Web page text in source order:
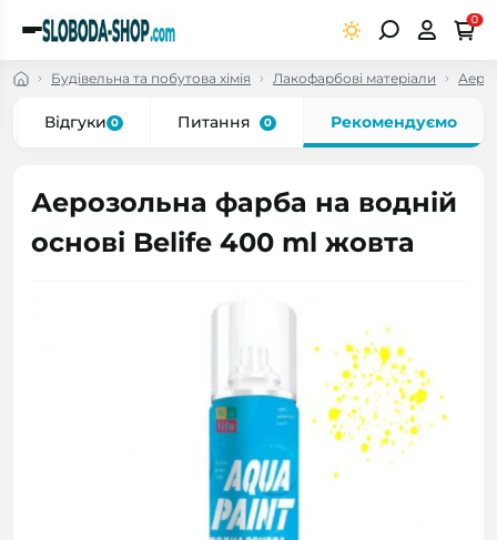
0
Будівельна та побутова хімія Лакофарбові матеріали
Відгуки 0 Питання 0 Рекомендуємо
Аерозольна фарба на водній
основі Belife 400 ml жовта